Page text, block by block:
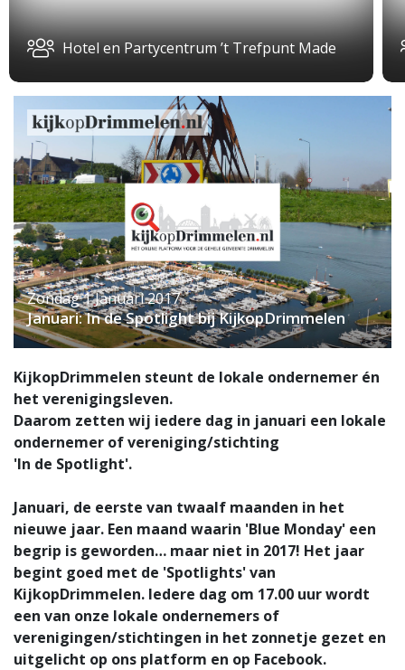
Hotel en Partycentrum ’t Trefpunt Made
Zondag 1 Januari 2017
Januari: In de Spotlight bij KijkopDrimmelen
KijkopDrimmelen steunt de lokale ondernemer én
het verenigingsleven.
Daarom zetten wij iedere dag in januari een lokale
ondernemer of vereniging/stichting
'In de Spotlight'.
Januari, de eerste van twaalf maanden in het
nieuwe jaar. Een maand waarin 'Blue Monday' een
begrip is geworden… maar niet in 2017! Het jaar
begint goed met de 'Spotlights' van
KijkopDrimmelen. Iedere dag om 17.00 uur wordt
een van onze lokale ondernemers of
verenigingen/stichtingen in het zonnetje gezet en
uitgelicht op ons platform en op Facebook.